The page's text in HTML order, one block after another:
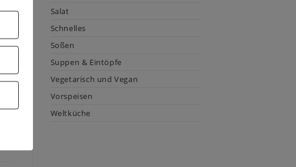
Salat
Schnelles
Soßen
Suppen & Eintöpfe
Vegetarisch und Vegan
Vorspeisen
Weltküche